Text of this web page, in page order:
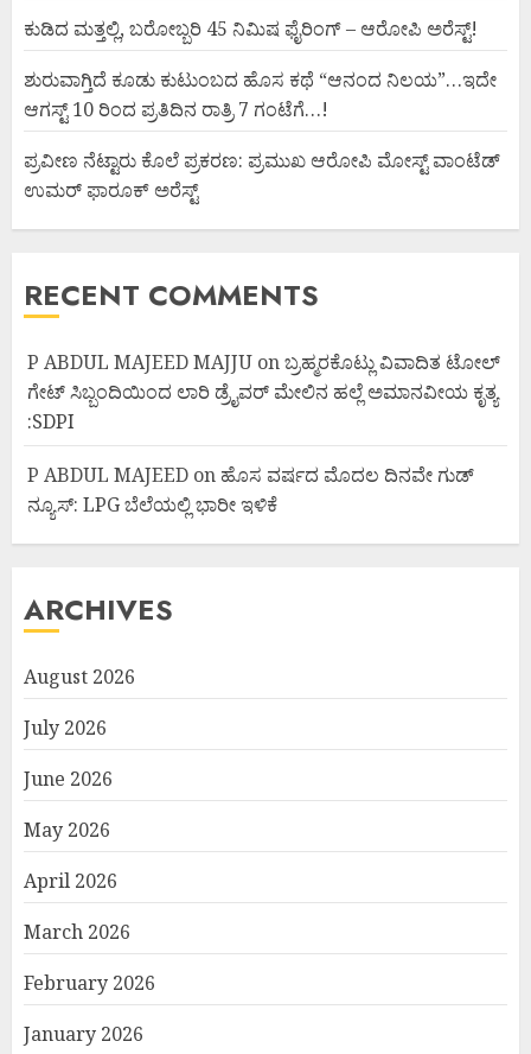
ಕುಡಿದ ಮತ್ತಲ್ಲಿ, ಬರೋಬ್ಬರಿ 45 ನಿಮಿಷ ಫೈರಿಂಗ್ – ಆರೋಪಿ ಅರೆಸ್ಟ್!
ಶುರುವಾಗ್ತಿದೆ ಕೂಡು ಕುಟುಂಬದ ಹೊಸ ಕಥೆ “ಆನಂದ ನಿಲಯ”…ಇದೇ
ಆಗಸ್ಟ್ 10 ರಿಂದ ಪ್ರತಿದಿನ ರಾತ್ರಿ 7 ಗಂಟೆಗೆ…!
ಪ್ರವೀಣ ನೆಟ್ಟಾರು ಕೊಲೆ ಪ್ರಕರಣ: ಪ್ರಮುಖ ಆರೋಪಿ ಮೋಸ್ಟ್ ವಾಂಟೆಡ್
ಉಮರ್ ಫಾರೂಕ್ ಅರೆಸ್ಟ್
RECENT COMMENTS
P ABDUL MAJEED MAJJU onಬ್ರಹ್ಮರಕೊಟ್ಲು ವಿವಾದಿತ ಟೋಲ್
ಗೇಟ್ ಸಿಬ್ಬಂದಿಯಿಂದ ಲಾರಿ ಡ್ರೈವರ್ ಮೇಲಿನ ಹಲ್ಲೆ ಅಮಾನವೀಯ ಕೃತ್ಯ
:SDPI
P ABDUL MAJEED on ಹೊಸ ವರ್ಷದ ಮೊದಲ ದಿನವೇ ಗುಡ್
ನ್ಯೂಸ್: LPG ಬೆಲೆಯಲ್ಲಿ ಭಾರೀ ಇಳಿಕೆ
ARCHIVES
August 2026
July 2026
June 2026
May 2026
April 2026
March 2026
February 2026
January 2026